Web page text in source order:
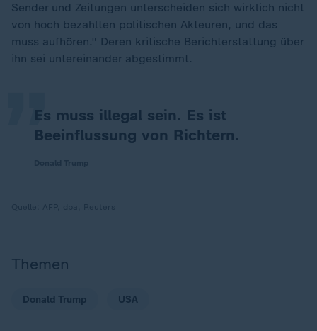
Sender und Zeitungen unterscheiden sich wirklich nicht
von hoch bezahlten politischen Akteuren, und das
muss aufhören." Deren kritische Berichterstattung über
ihn sei untereinander abgestimmt.
Es muss illegal sein. Es ist
Beeinflussung von Richtern.
„
Themen
Donald Trump USA